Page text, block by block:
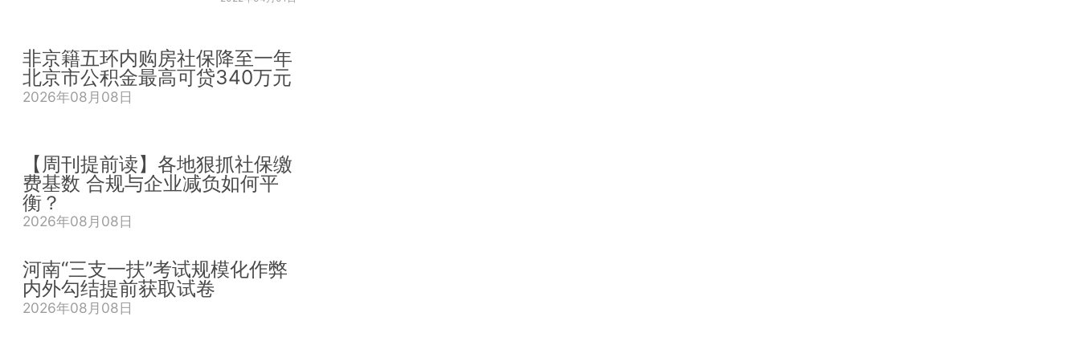
非京籍五环内购房社保降至一年
北京市公积金最高可贷340万元
2026年08月08日
【周刊提前读】各地狠抓社保缴
费基数 合规与企业减负如何平
衡？
2026年08月08日
河南“三支一扶”考试规模化作弊
内外勾结提前获取试卷
2026年08月08日